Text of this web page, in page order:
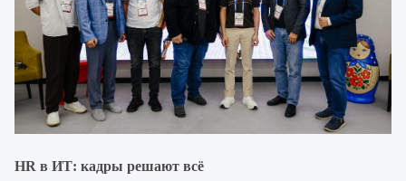
HR в ИТ: кадры решают всё